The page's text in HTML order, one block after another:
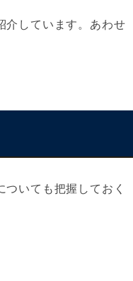
介しています。あわせ
いても把握しておく